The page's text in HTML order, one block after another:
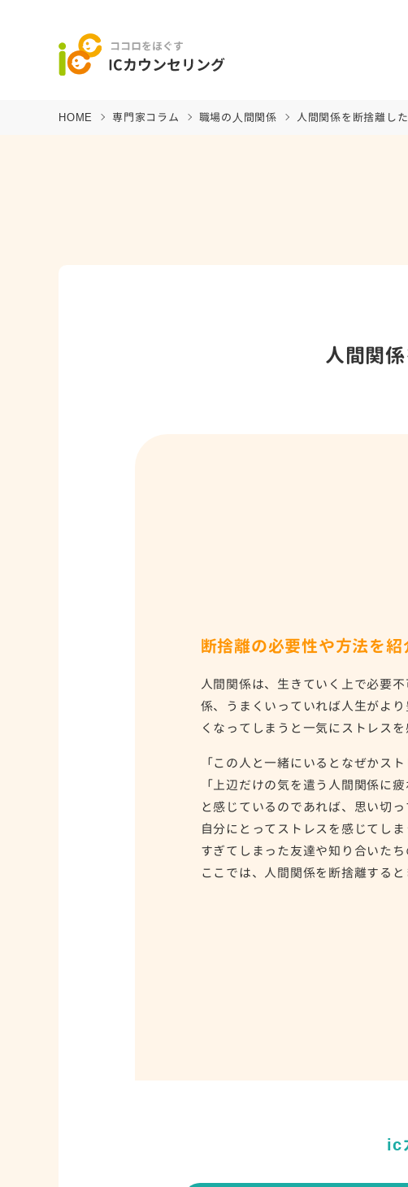
HOME 専門家コラム 職場の⼈間関係 人間関係を断捨離し
人間関
断捨離の必要性や方法を紹
人間関係は、生きていく上で必要
係、うまくいっていれば人生がよ
くなってしまうと一気にストレス
「この人と一緒にいるとなぜかスト
「上辺だけの気を遣う人間関係に疲
と感じているのであれば、思い切
自分にとってストレスを感じてし
すぎてしまった友達や知り合いた
ここでは、人間関係を断捨離する
ic